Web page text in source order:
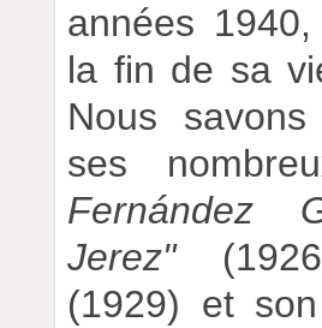
années
la fin de sa
Nous
ses
Fernández
Jerez"
(1929) et